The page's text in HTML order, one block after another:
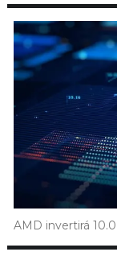
AMD invertirá